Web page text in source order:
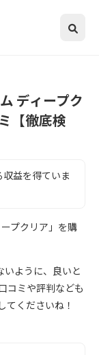
ディープク
【徹底検
益を得ていま
プクリア」を購
ように、良いと
コミや評判なども
てくださいね！